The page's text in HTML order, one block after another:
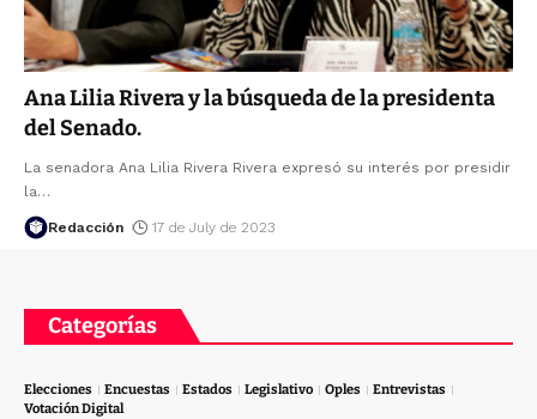
Ana Lilia Rivera y la búsqueda de la presidenta
del Senado.
La senadora Ana Lilia Rivera Rivera expresó su interés por presidir
la…
Redacción 17 de July de 2023
Categorías
Elecciones Encuestas Estados Legislativo Oples
Entrevistas
Votación Digital